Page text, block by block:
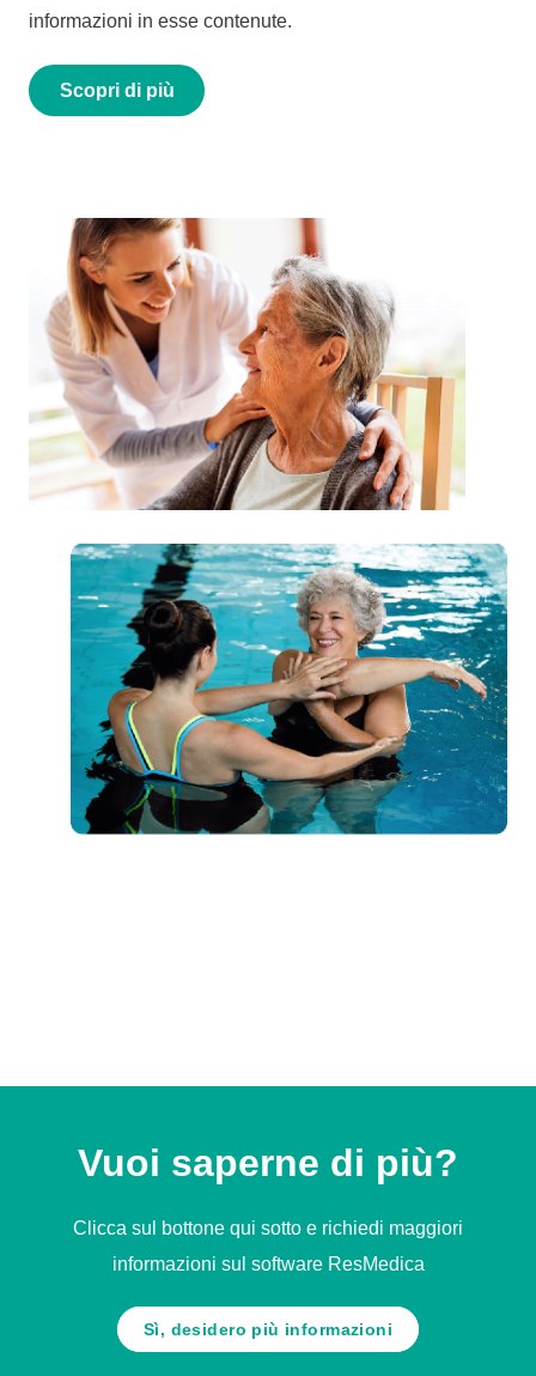
informazioni in esse contenute.
Scopri di più
Vuoi saperne di più?
Clicca sul bottone qui sotto e richiedi maggiori
informazioni sul software ResMedica
Sì, desidero più informazioni